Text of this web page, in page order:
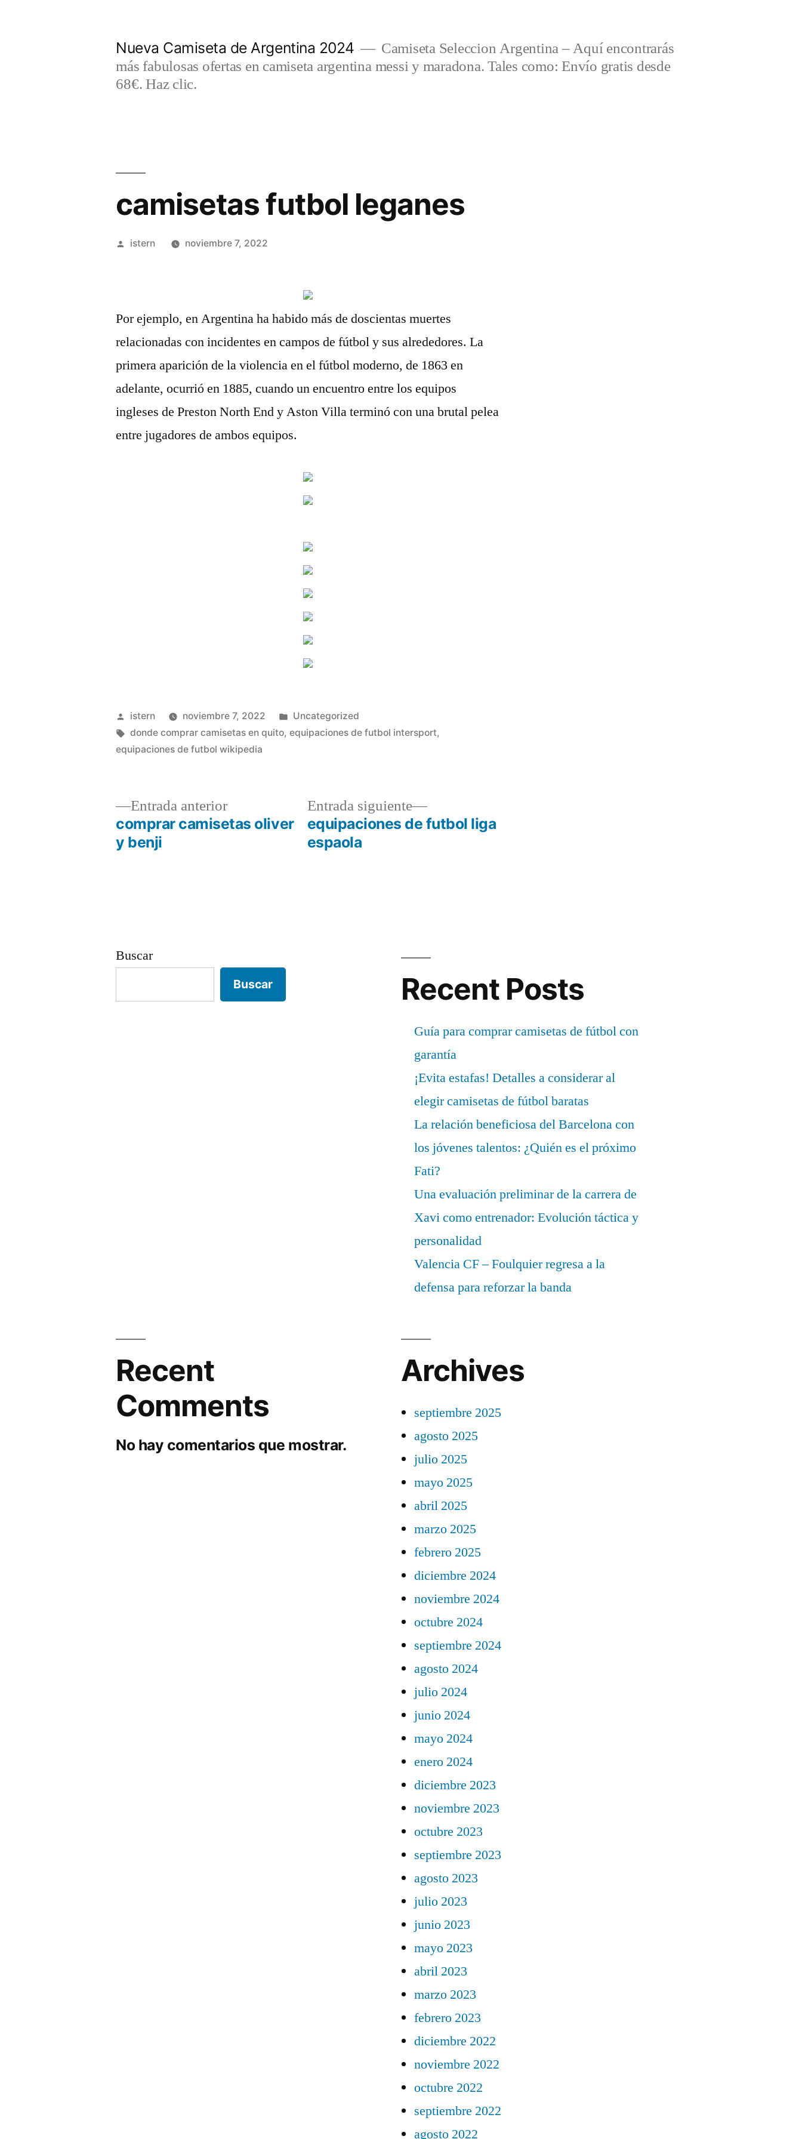
Nueva Camiseta de Argentina 2024
Camiseta Seleccion Argentina – Aquí encontrarás
más fabulosas ofertas en camiseta argentina messi y maradona. Tales como: Envío gratis desde
68€. Haz clic.
camisetas futbol leganes
Publicado
istern noviembre 7, 2022
Por ejemplo, en Argentina ha habido más de doscientas muertes
relacionadas con incidentes en campos de fútbol y sus alrededores. La
primera aparición de la violencia en el fútbol moderno, de 1863 en
adelante, ocurrió en 1885, cuando un encuentro entre los equipos
ingleses de Preston North End y Aston Villa terminó con una brutal pelea
entre jugadores de ambos equipos.
Publicado
por
istern noviembre 7, 2022
Publicado
en
Uncategorized
Etiquetas:
donde comprar camisetas en quito,equipaciones de futbol intersport,
equipaciones de futbol wikipedia
Navegación
Entrada anteriorEntrada
anterior:
comprar camisetas oliver
y benji
Entrada siguiente
Entrada
siguiente:
equipaciones de futbol liga
espaola
Buscar
Buscar Recent Posts
Guía para comprar camisetas de fútbol con
garantía
¡Evita estafas! Detalles a considerar al
elegir camisetas de fútbol baratas
La relación beneficiosa del Barcelona con
los jóvenes talentos: ¿Quién es el próximo
Fati?
Una evaluación preliminar de la carrera de
Xavi como entrenador: Evolución táctica y
personalidad
Valencia CF – Foulquier regresa a la
defensa para reforzar la banda
Recent
Comments
No hay comentarios que mostrar.
Archives
septiembre 2025
agosto 2025
julio 2025
mayo 2025
abril 2025
marzo 2025
febrero 2025
diciembre 2024
noviembre 2024
octubre 2024
septiembre 2024
agosto 2024
julio 2024
junio 2024
mayo 2024
enero 2024
diciembre 2023
noviembre 2023
octubre 2023
septiembre 2023
agosto 2023
julio 2023
junio 2023
mayo 2023
abril 2023
marzo 2023
febrero 2023
diciembre 2022
noviembre 2022
octubre 2022
septiembre 2022
agosto 2022